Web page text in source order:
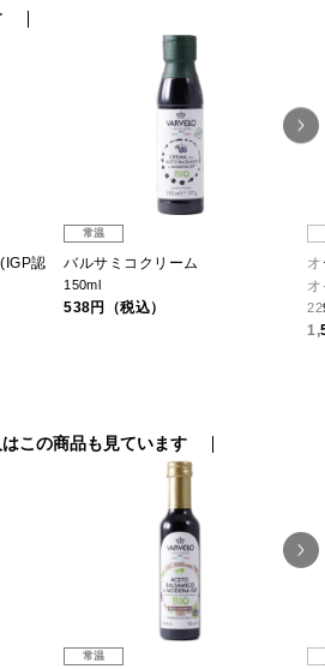
認
常温
バルサミコクリーム
150ml
538円（税込）
この商品も見ています
常温